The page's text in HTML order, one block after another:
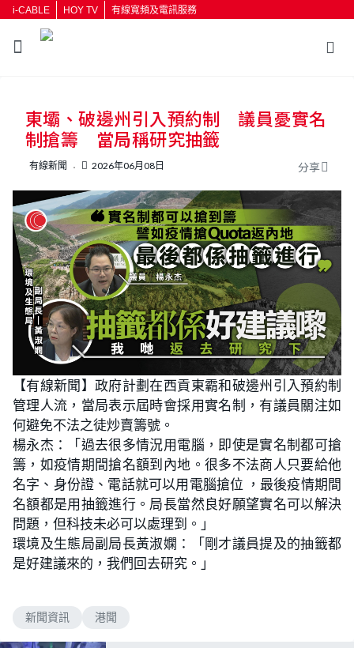
i-CABLE HOY TV 有線寬頻及電訊服務
東壩、破邊州引入預約制 議員憂實名
制搶籌 當局稱研究抽籤
有線新聞 2026年06月08日 分享
【有線新聞】政府計劃在西貢東霸和破邊州引入預約制
管理人流，當局表示屆時會採用實名制，有議員關注如
何避免不法之徒炒賣籌號。
楊永杰：「過去很多情況用電腦，即使是實名制都可搶
籌，如疫情期間搶名額到內地。很多不法商人只要給他
名字、身份證、電話就可以用電腦搶位 ，最後疫情期間
名額都是用抽籤進行。局長當然良好願望實名可以解決
問題，但科技未必可以處理到。」
環境及生態局副局長黃淑嫻：「剛才議員提及的抽籤都
是好建議來的，我們回去研究。」
新聞資訊 港聞